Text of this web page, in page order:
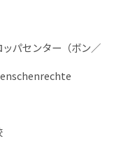
パセンター（ボン／